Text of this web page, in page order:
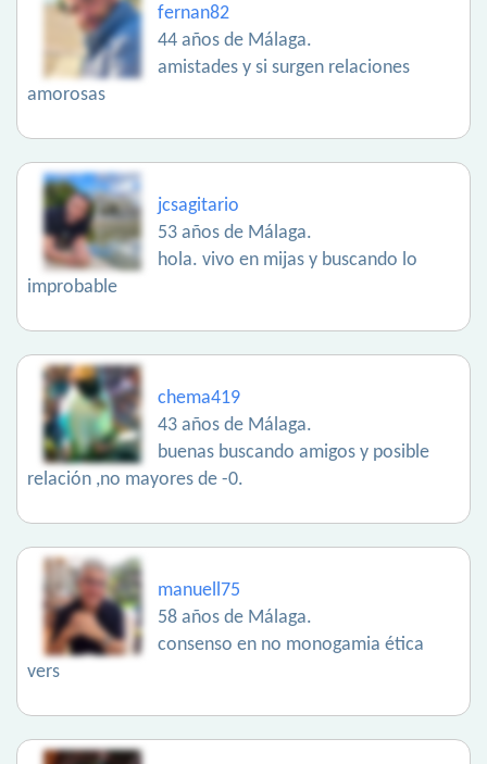
fernan82
44 años de Málaga.
amistades y si surgen relaciones
amorosas
jcsagitario
53 años de Málaga.
hola. vivo en mijas y buscando lo
improbable
chema419
43 años de Málaga.
buenas buscando amigos y posible
relación ,no mayores de -0.
manuell75
58 años de Málaga.
consenso en no monogamia ética
vers